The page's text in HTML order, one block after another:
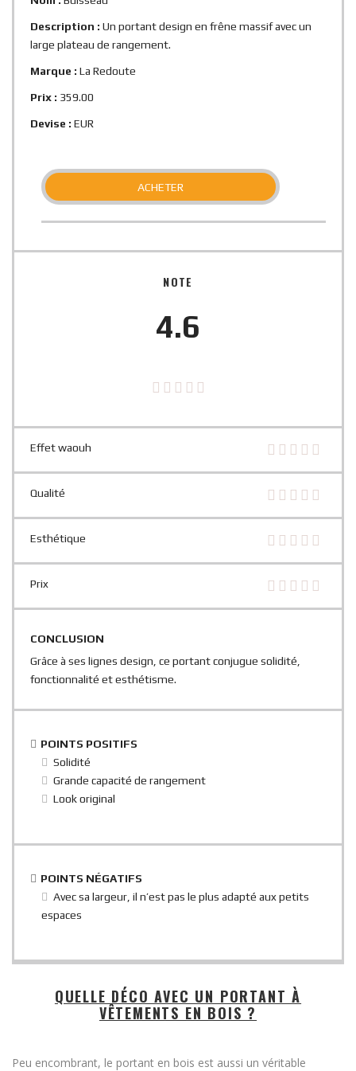
Description : Un portant design en frêne massif avec un
large plateau de rangement.
Marque : La Redoute
Prix : 359.00
Devise : EUR
ACHETER
NOTE
4.6
Effet waouh
Qualité
Esthétique
Prix
CONCLUSION
Grâce à ses lignes design, ce portant conjugue solidité,
fonctionnalité et esthétisme.
POINTS POSITIFS
Solidité
Grande capacité de rangement
Look original
POINTS NÉGATIFS
Avec sa largeur, il n’est pas le plus adapté aux petits
espaces
QUELLE DÉCO AVEC UN PORTANT À
VÊTEMENTS EN BOIS ?
Peu encombrant, le portant en bois est aussi un véritable